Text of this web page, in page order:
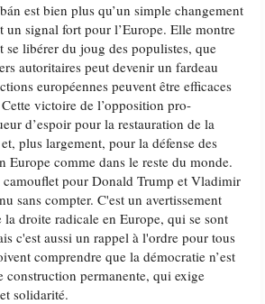
est bien plus qu’un simple changement
un signal fort pour l’Europe. Elle montre
se libérer du joug des populistes, que
autoritaires peut devenir un fardeau
européennes peuvent être efficaces
victoire de l’opposition pro-
d’espoir pour la restauration de la
plus largement, pour la défense des
Europe comme dans le reste du monde.
camouflet pour Donald Trump et Vladimir
sans compter. C'est un avertissement
la droite radicale en Europe, qui se sont
c'est aussi un rappel à l'ordre pour tous
comprendre que la démocratie n’est
construction permanente, qui exige
solidarité.